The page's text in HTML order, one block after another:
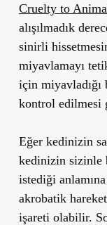
Cruelty to
alışılmadık
sinirli
miyavlamayı
için
kontrol edilmesi
Eğer kedinizin
kedinizin sizinle
istediği
akrobatik
işareti olabilir.